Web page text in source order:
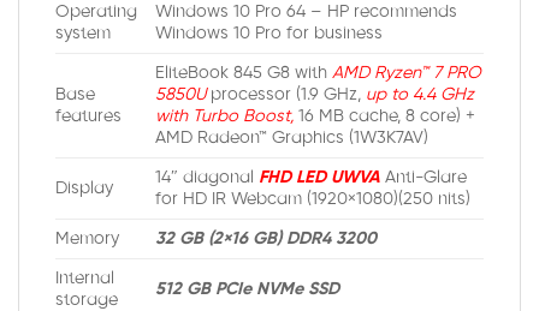
Operating
system
Windows 10 Pro 64 – HP recommends
Windows 10 Pro for business
Base
features
EliteBook 845 G8 withAMD Ryzen™ 7 PRO
5850Uprocessor (1.9 GHz, up to 4.4 GHz
with Turbo Boost, 16 MB cache, 8 core) +
AMD Radeon™ Graphics (1W3K7AV)
Display
14″ diagonal FHD LED UWVA Anti-Glare
for HD IR Webcam (1920×1080)(250 nits)
Memory 32 GB (2×16 GB) DDR4 3200
Internal
storage
512 GB PCIe NVMe SSD